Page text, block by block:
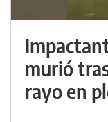
murió
rayo en